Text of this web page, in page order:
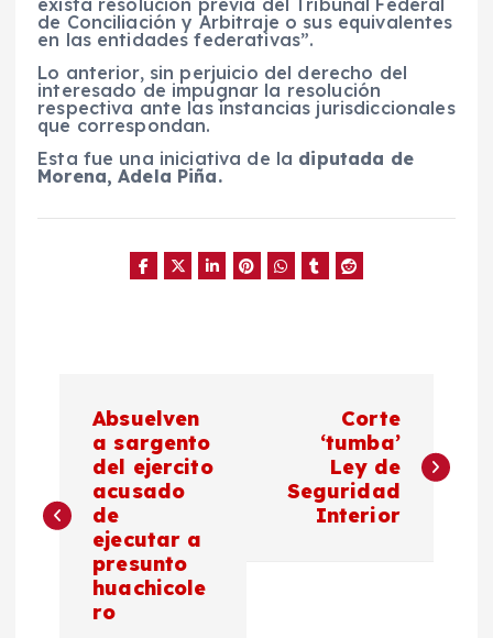
de Conciliación y Arbitraje o sus equivalentes
en las entidades federativas”.
Lo anterior, sin perjuicio del derecho del
interesado de impugnar la resolución
respectiva ante las instancias jurisdiccionales
que correspondan.
Esta fue una iniciativa de la diputada de
Morena, Adela Piña.
v
Absuelven
a sargento
del ejercito
acusado
de
ejecutar a
presunto
huachicole
ro
Corte
‘tumba’
Ley de
Seguridad
Interior